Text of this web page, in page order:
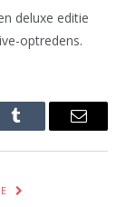
deluxe editie
optredens.
Tumblr Email